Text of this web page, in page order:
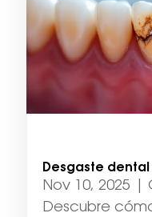
Desgaste
Nov 10, 2025
Descubre